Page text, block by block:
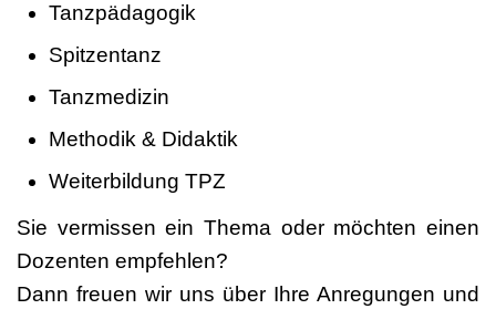
Tanzpädagogik
Spitzentanz
Tanzmedizin
Methodik & Didaktik
Weiterbildung TPZ
Sie vermissen ein Thema oder möchten einen
Dozenten empfehlen?
Dann freuen wir uns über Ihre Anregungen und